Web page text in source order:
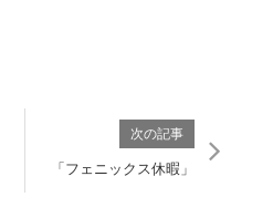
次の記事
「フェニックス休暇」